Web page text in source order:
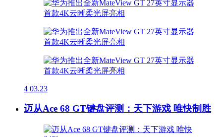
4 03.23
迈从Ace 68 GT键盘评测：天下游戏 唯快制胜